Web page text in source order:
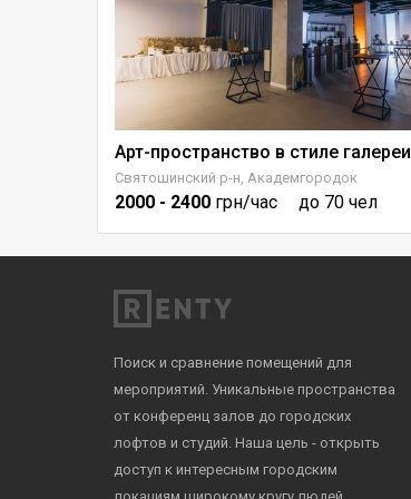
Арт-пространство в стиле галереи
Святошинский р-н, Академгородок
2000 - 2400 грн/час до 70 чел
Поиск и сравнение помещений для
мероприятий. Уникальные пространства
от конференц залов до городских
лофтов и студий. Наша цель - открыть
доступ к интересным городским